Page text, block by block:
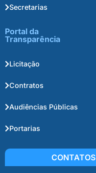
Secretarias
Portal da
Transparência
Licitação
Contratos
Audiências Públicas
Portarias
CONTATOS